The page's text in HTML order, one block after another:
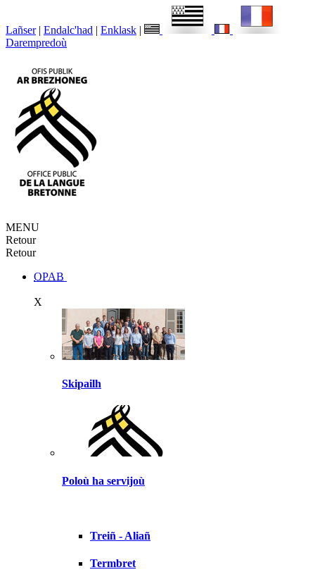
Lañser | Endalc'had | Enklask |
Darempredoù
MENU
Retour
Retour
OPAB
X
Skipailh
Poloù ha servijoù
Treiñ - Aliañ
Termbret